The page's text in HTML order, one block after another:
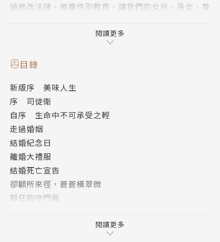
過修改法律，推廣性別教育，讓我們的女兒、孫女、曾
------節錄自施寄青《走過婚姻》自序
施寄青
她是「離婚教主」、「名牌老媽」、
她是「麻辣鮮師」、「總統候選人」、
她是「減肥維納斯」、「通靈終結者」……
她一生大風大浪，敢怒敢言，挑戰各種不公不義，宛如
怒目金剛。
而一場十多年的靈異之旅，使她逐漸明白，
這趟旅程是她人生最後的課題──看透因果，以平和的
三年六班，新台灣人，老婦運戰將，二○○二年自教職
閱讀更多
目錄
新版序 美味人生
序 司徒衛
自序 生命中不可承受之輕
走過婚姻
結婚紀念日
離婚大禮服
結婚死亡宣告
卻顧所來徑，蒼蒼橫翠微
卸任的守門員
閱讀更多